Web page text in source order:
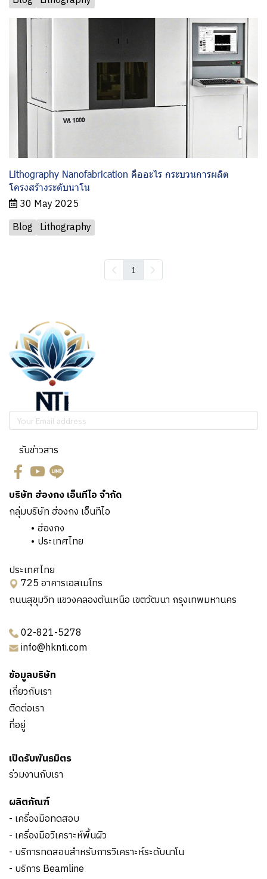
Lithography Nanofabrication คืออะไร กระบวนการผลิต
โครงสร้างระดับนาโน
30 May 2025
Blog Lithography
1
รับข่าวสาร
บริษัท ฮ่องกง เอ็นทีไอ จำกัด
กลุ่มบริษัท ฮ่องกง เอ็นทีไอ
ฮ่องกง
ประเทศไทย
ประเทศไทย
725 อาคารเอสเมโทร
ถนนสุขุมวิท แขวงคลองตันเหนือ เขตวัฒนา กรุงเทพมหานคร
02-821-5278
info@hknti.com
ข้อมูลบริษัท
เกี่ยวกับเรา
ติดต่อเรา
ที่อยู่
เปิดรับพันธมิตร
ร่วมงานกับเรา
ผลิตภัณฑ์
- เครื่องมือทดสอบ
- เครื่องมือวิเคราะห์พื้นผิว
- บริการทดสอบสำหรับการวิเคราะห์ระดับนาโน
- บริการ Beamline